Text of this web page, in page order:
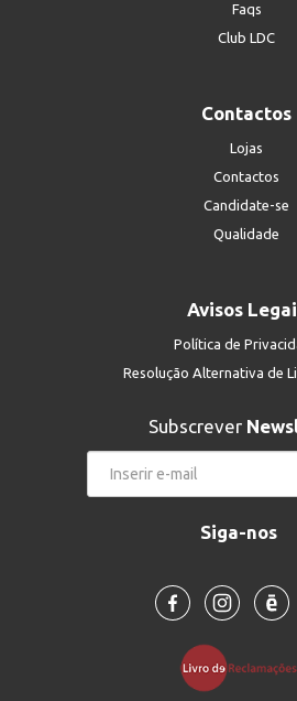
Faqs
Club LDC
Contactos
Lojas
Contactos
Candidate-se
Qualidade
Avisos
Política de
Resolução Alternativa de
Subscrever
Siga-nos